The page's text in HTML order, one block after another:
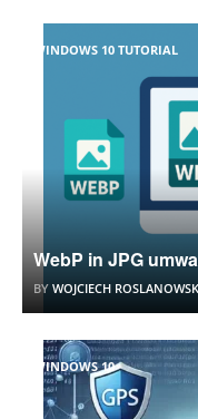
WINDOWS 10 TUTORIAL
WebP in JPG
BY WOJCIECH
WINDOWS 10